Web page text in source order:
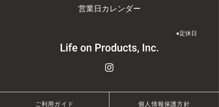
営業日カレンダー
●定休日
ご利用ガイド 個人情報保護方針